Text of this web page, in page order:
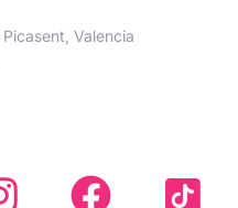
Valencia